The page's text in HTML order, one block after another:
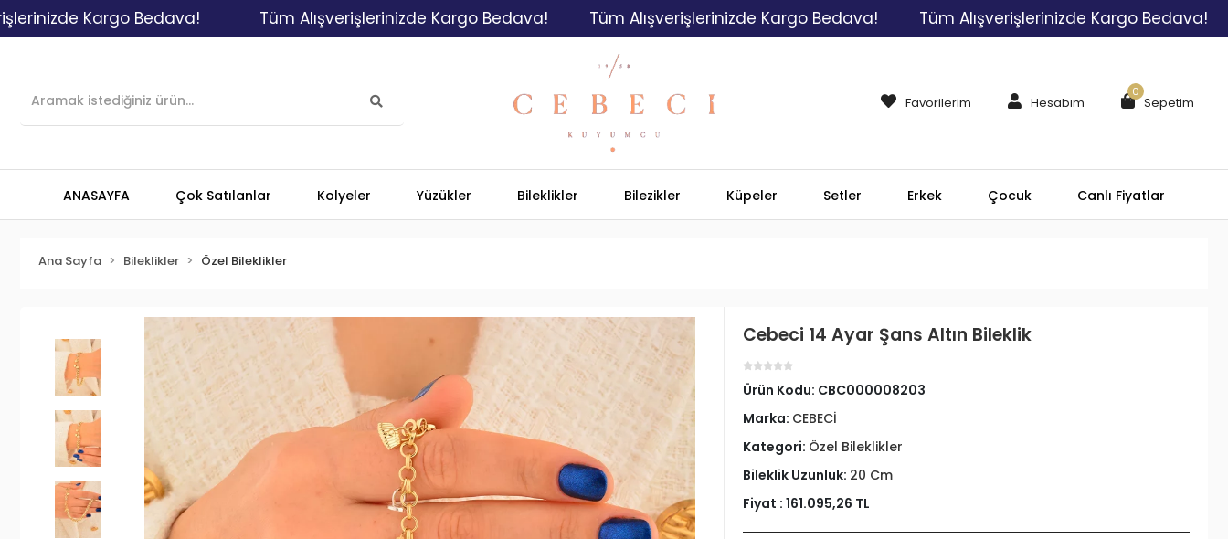
Kargo Bedava! Tüm Alışverişlerinizde Kargo Bedava! Tüm Alışverişlerinizde Kargo Bedava! Tüm Alışverişlerinizde Kargo Bedava!
Favorilerim Hesabım Sepetim
0
ANASAYFA Çok Satılanlar Kolyeler Yüzükler Bileklikler Bilezikler Küpeler Setler Erkek Çocuk Canlı Fiyatlar
Ana Sayfa Bileklikler Özel Bileklikler
Cebeci 14 Ayar Şans Altın Bileklik
Ürün Kodu: CBC000008203
Marka: CEBECİ
Kategori: Özel Bileklikler
Bileklik Uzunluk: 20 Cm
Fiyat : 161.095,26 TL